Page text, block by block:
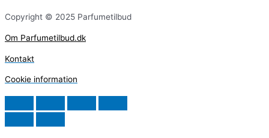
Copyright © 2025 Parfumetilbud
Om Parfumetilbud.dk
Kontakt
Cookie information